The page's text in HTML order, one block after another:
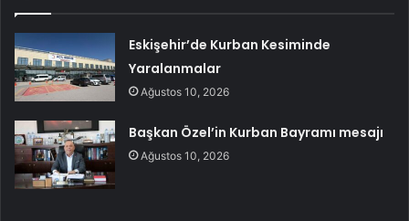
Eskişehir’de Kurban Kesiminde
Yaralanmalar
Ağustos 10, 2026
Başkan Özel’in Kurban Bayramı mesajı
Ağustos 10, 2026